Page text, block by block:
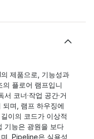
제품으로, 기능성과
플로어 램프입니
코너·작업 공간·거
며, 램프 하우징에
이의 코드가 이상적
기능은 광원을 보다
, Pipeline은 실용성